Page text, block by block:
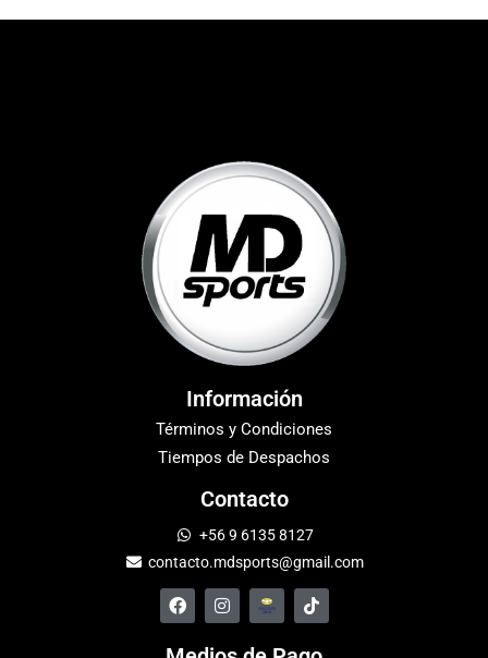
Información
Términos y Condiciones
Tiempos de Despachos
Contacto
+56 9 6135 8127
contacto.mdsports@gmail.com